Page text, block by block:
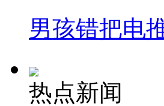
男孩错把电
热点新闻